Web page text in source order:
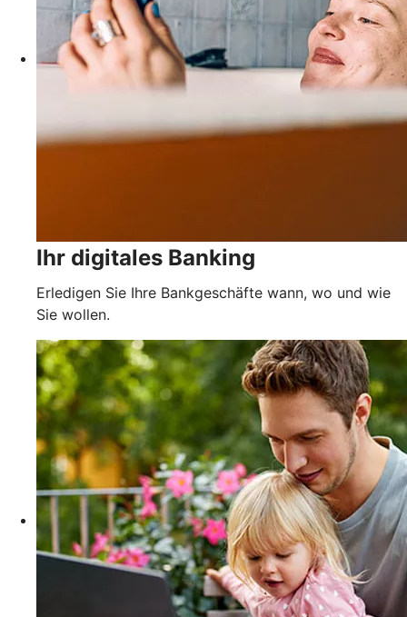
Ihr digitales Banking
Erledigen Sie Ihre Bankgeschäfte wann, wo und wie
Sie wollen.